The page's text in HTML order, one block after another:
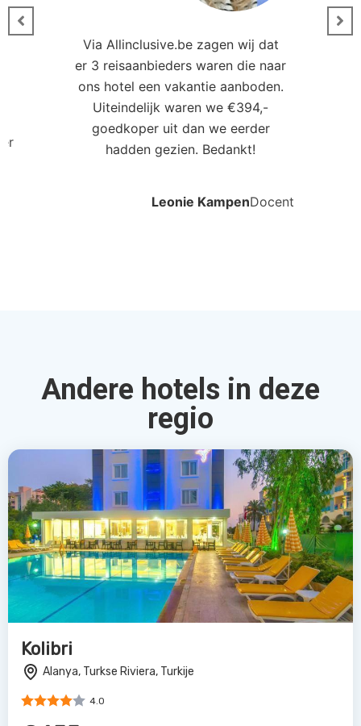
Via Allinclusive.be zagen wij dat
er 3 reisaanbieders waren die naar
ons hotel een vakantie aanboden.
Uiteindelijk waren we €394,-
goedkoper uit dan we eerder
hadden gezien. Bedankt!
Leonie KampenDocent
Andere hotels in deze
regio
Kolibri
Alanya, Turkse Riviera, Turkije
4.0